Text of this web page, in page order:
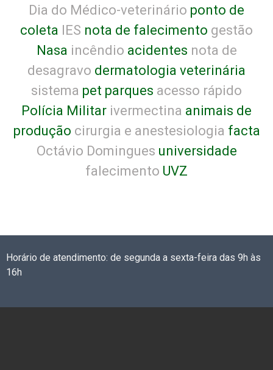
Dia do Médico-veterinário ponto de
coleta IES nota de falecimento gestão
Nasa incêndio acidentes nota de
desagravo dermatologia veterinária
sistema pet parques acesso rápido
Polícia Militar ivermectina animais de
produção cirurgia e anestesiologia facta
Octávio Domingues universidade
falecimento UVZ
Horário de atendimento: de segunda a sexta-feira das 9h às
16h